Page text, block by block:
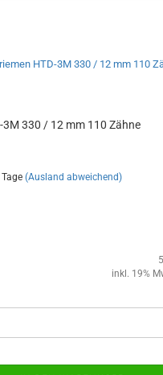
3M 330 / 12 mm 110 Zähne
(Ausland abweichend)
inkl. 19%